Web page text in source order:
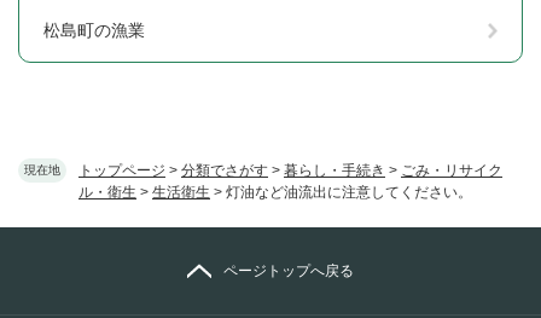
現在地 トップページ > 分類でさがす > 暮らし・手続き > ごみ・リサイク
ル・衛生 > 生活衛生 > 灯油など油流出に注意してください。
松島町の漁業
ページトップへ戻る